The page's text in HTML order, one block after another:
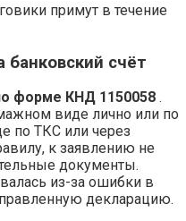
примут в течение
банковский счёт
форме КНД 1150058 .
виде лично или по
по ТКС или через
к заявлению не
документы.
из-за ошибки в
декларацию.